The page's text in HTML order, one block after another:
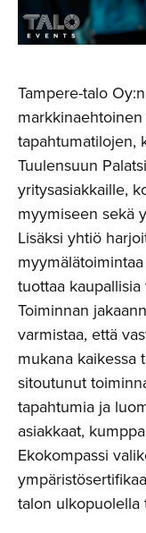
Tampere-talo
tapahtumatilojen,
Tuulensuun
yritysasiakkaille,
myymiseen sekä
Lisäksi yhtiö
tuottaa
Toiminnan
varmistaa, että
mukana kaikessa
sitoutunut
tapahtumia ja
asiakkaat,
Ekokompassi
talon ulkopuolella